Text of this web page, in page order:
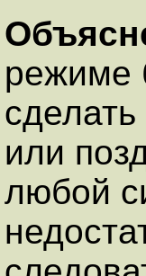
режиме
или
любой